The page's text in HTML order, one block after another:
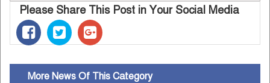
Please Share This Post in Your Social Media
More News Of This Category